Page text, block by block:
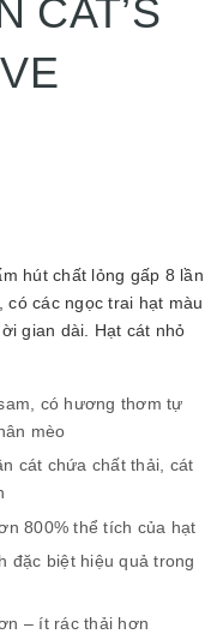
CAT’S
hút chất lỏng gấp 8 lần
các ngọc trai hạt màu
gian dài. Hạt cát nhỏ
có hương thơm tự
mèo
cát chứa chất thải, cát
800% thể tích của hạt
đặc biệt hiệu quả trong
– ít rác thải hơn